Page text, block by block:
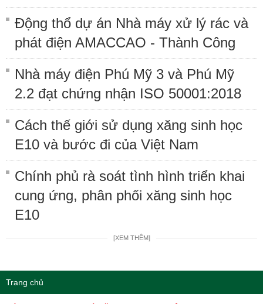
Động thổ dự án Nhà máy xử lý rác và
phát điện AMACCAO - Thành Công
Nhà máy điện Phú Mỹ 3 và Phú Mỹ
2.2 đạt chứng nhận ISO 50001:2018
Cách thế giới sử dụng xăng sinh học
E10 và bước đi của Việt Nam
Chính phủ rà soát tình hình triển khai
cung ứng, phân phối xăng sinh học
E10
[XEM THÊM]
Trang chủ